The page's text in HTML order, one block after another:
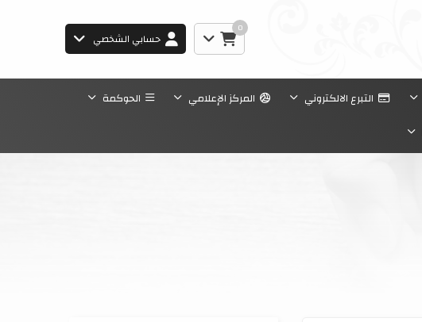
0
حسابي الشخصي
التبرع الالكتروني المركز الإعلامي
الحوكمة